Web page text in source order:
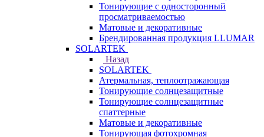
Тонирующие с односторонный
просматриваемостью
Матовые и декоративные
Брендированная продукция LLUMAR
SOLARTEK
Назад
SOLARTEK
Атермальная, теплоотражающая
Тонирующие солнцезащитные
Тонирующие солнцезащитные
спаттерные
Матовые и декоративные
Тонирующая фотохромная